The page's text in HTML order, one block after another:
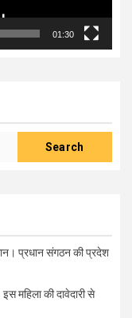
01:30
Search
प्रधान संगठन की प्रदेश
महिला की दावेदारी से